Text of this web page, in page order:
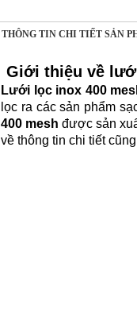
THÔNG TIN CHI TIẾT SẢN
Giới thiệu về
Lưới lọc inox 400
lọc ra các sản phẩm
400 mesh được sản
về thông tin chi tiết